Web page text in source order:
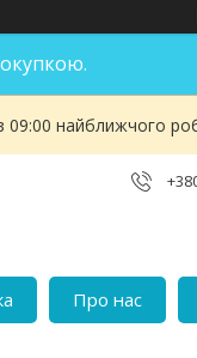
09:00 найближчого
Про нас